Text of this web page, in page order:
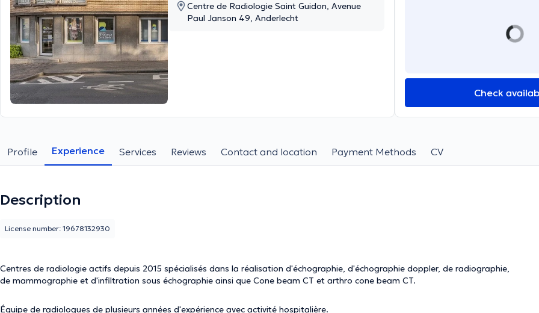
Centre de Radiologie Saint Guidon, Avenue
Paul Janson 49, Anderlecht
Check
Profile Experience Services Reviews Contact and location Payment Methods CV
Description
Centres de radiologie actifs depuis 2015 spécialisés dans la réalisation d'échographie, d'échographie doppler, de radiographie,
de mammographie et d'infiltration sous échographie ainsi que Cone beam CT et arthro cone beam CT.
Équipe de radiologues de plusieurs années d'expérience avec activité hospitalière.
License number: 19678132930